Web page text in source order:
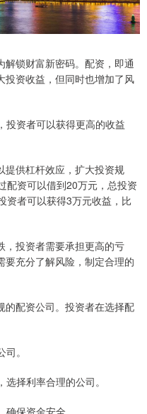
锁财富新密码。配资，即通
投资收益，但同时也增加了风
投资者可以获得更高的收益
提供杠杆效应，扩大投资规
配资可以借到20万元，总投资
资者可以获得3万元收益，比
，投资者需要承担更高的亏
充分了解风险，制定合理的
的配资公司。投资者在选择配
。
择利率合理的公司。
保资金安全。